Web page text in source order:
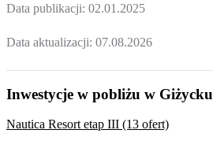
Data publikacji: 02.01.2025
Data aktualizacji: 07.08.2026
Inwestycje w pobliżu w Giżycku
Nautica Resort etap III (13 ofert)